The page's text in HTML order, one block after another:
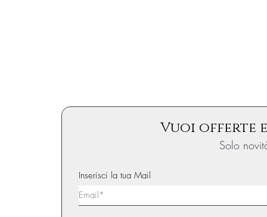
Vuoi offerte
Solo
Inserisci la tua Mail